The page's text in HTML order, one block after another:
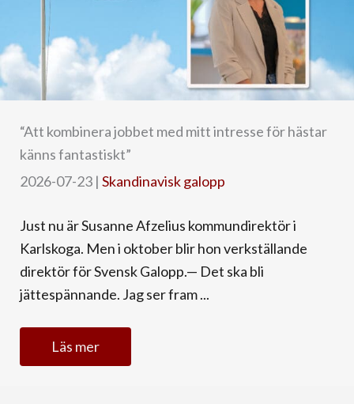
“Att kombinera jobbet med mitt intresse för hästar
känns fantastiskt”
2026-07-23 | Skandinavisk galopp
Just nu är Susanne Afzelius kommundirektör i
Karlskoga. Men i oktober blir hon verkställande
direktör för Svensk Galopp.— Det ska bli
jättespännande. Jag ser fram ...
Läs mer